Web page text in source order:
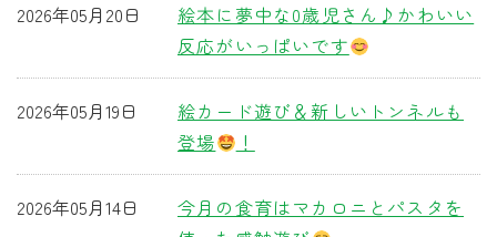
絵本に夢中な0歳児さん♪かわいい
反応がいっぱいです
2026年05月20日
絵カード遊び＆新しいトンネルも
登場
！
2026年05月19日
今月の食育はマカロニとパスタを
2026年05月14日